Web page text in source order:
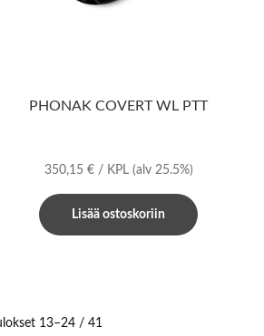
PHONAK COVERT WL PTT
350,15 €/ KPL (alv 25.5%)
Lisää ostoskoriin
13–24 / 41